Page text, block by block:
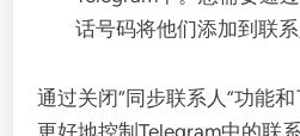
话号码将他们添加到联系
通过关闭“同步联系人”功能
更好地控制Telegram中的联